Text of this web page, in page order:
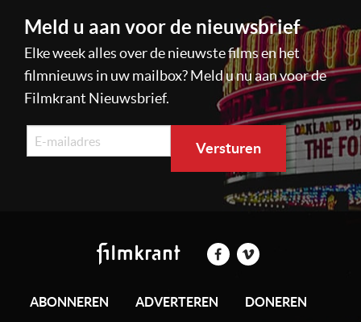
Meld u aan voor de nieuwsbrief
Elke week alles over de nieuwste films en het
filmnieuws in uw mailbox? Meld u nu aan voor de
Filmkrant Nieuwsbrief.
ABONNEREN ADVERTEREN DONEREN